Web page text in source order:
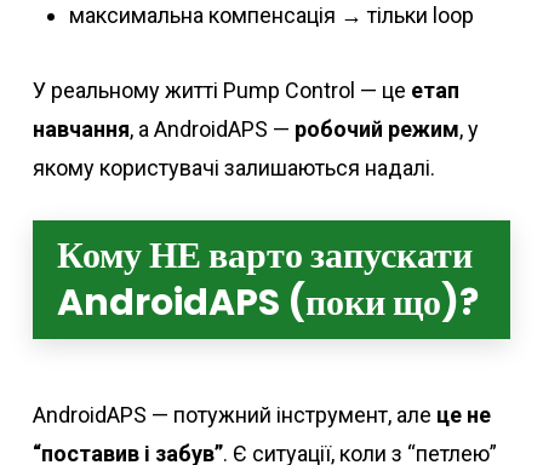
максимальна компенсація → тільки loop
У реальному житті Pump Control — це етап
навчання, а AndroidAPS — робочий режим, у
якому користувачі залишаються надалі.
Кому НЕ варто запускати
AndroidAPS (поки що)?
AndroidAPS — потужний інструмент, але це не
“поставив і забув”. Є ситуації, коли з “петлею”